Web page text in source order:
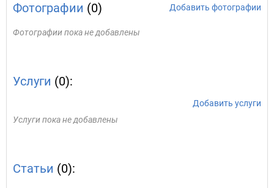
Фотографии (0) Добавить фотографии
Фотографии пока не добавлены
Услуги (0):
Добавить услуги
Услуги пока не добавлены
Статьи (0):